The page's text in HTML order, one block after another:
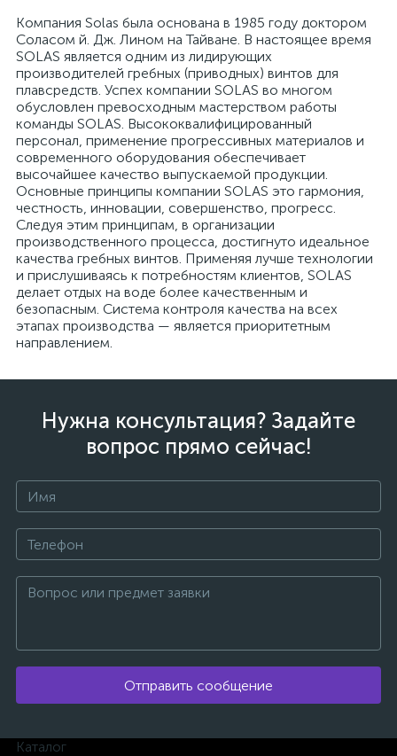
Компания Solas была основана в 1985 году доктором
Соласом й. Дж. Лином на Тайване. В настоящее время
SOLAS является одним из лидирующих
производителей гребных (приводных) винтов для
плавсредств. Успех компании SOLAS во многом
обусловлен превосходным мастерством работы
команды SOLAS. Высококвалифицированный
персонал, применение прогрессивных материалов и
современного оборудования обеспечивает
высочайшее качество выпускаемой продукции.
Основные принципы компании SOLAS это гармония,
честность, инновации, совершенство, прогресс.
Следуя этим принципам, в организации
производственного процесса, достигнуто идеальное
качества гребных винтов. Применяя лучше технологии
и прислушиваясь к потребностям клиентов, SOLAS
делает отдых на воде более качественным и
безопасным. Система контроля качества на всех
этапах производства — является приоритетным
направлением.
Нужна консультация? Задайте
вопрос прямо сейчас!
Отправить сообщение
Каталог